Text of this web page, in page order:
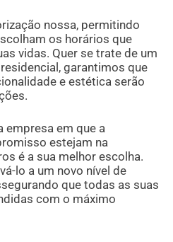
nossa, permitindo
os horários que
vidas. Quer se trate de um
garantimos que
e estética serão
empresa em que a
estejam na
é a sua melhor escolha.
lo a um novo nível de
que todas as suas
com o máximo